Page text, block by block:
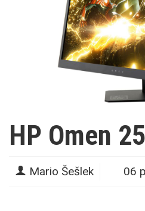
HP Omen 25
Mario Šešlek 06